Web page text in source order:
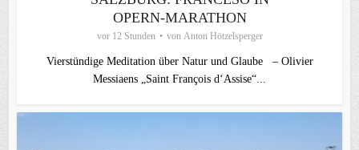
OPERN-MARATHON
vor 12 Stunden von Anton Hötzelsperger
Vierstündige Meditation über Natur und Glaube – Olivier
Messiaens „Saint François d‘Assise“...